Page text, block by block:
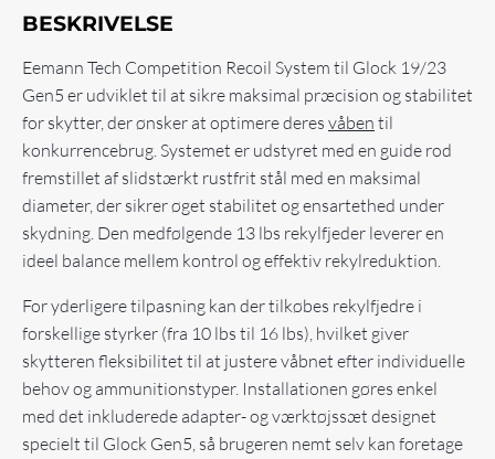
BESKRIVELSE
Eemann Tech Competition Recoil System til Glock 19/23
Gen5 er udviklet til at sikre maksimal præcision og stabilitet
for skytter, der ønsker at optimere deres våben til
konkurrencebrug. Systemet er udstyret med en guide rod
fremstillet af slidstærkt rustfrit stål med en maksimal
diameter, der sikrer øget stabilitet og ensartethed under
skydning. Den medfølgende 13 lbs rekylfjeder leverer en
ideel balance mellem kontrol og effektiv rekylreduktion.
For yderligere tilpasning kan der tilkøbes rekylfjedre i
forskellige styrker (fra 10 lbs til 16 lbs), hvilket giver
skytteren fleksibilitet til at justere våbnet efter individuelle
behov og ammunitionstyper. Installationen gøres enkel
med det inkluderede adapter- og værktøjssæt designet
specielt til Glock Gen5, så brugeren nemt selv kan foretage